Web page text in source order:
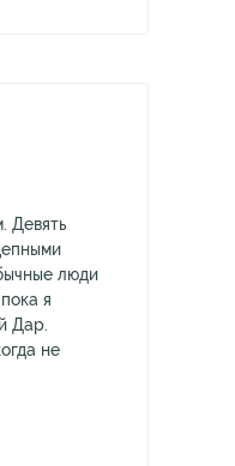
Девять
люди
я
Дар.
не